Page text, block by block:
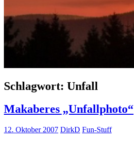
Schlagwort: Unfall
Makaberes „Unfallphoto“
12. Oktober 2007 DirkD Fun-Stuff